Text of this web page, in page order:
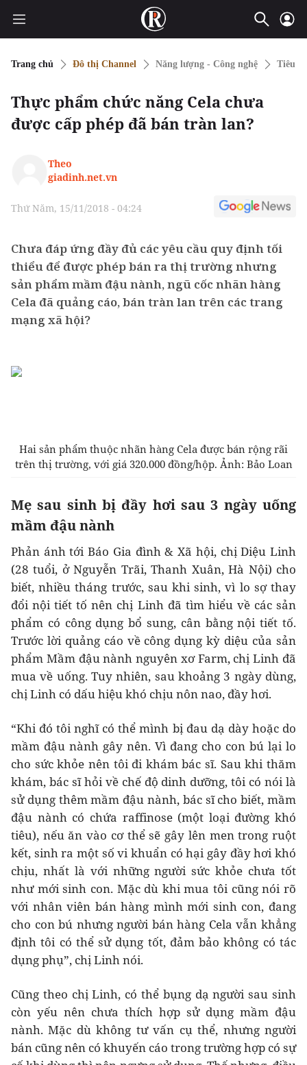
Trang chủ Đô thị Channel Năng lượng - Công nghệ Tiêu
Thực phẩm chức năng Cela chưa
được cấp phép đã bán tràn lan?
Theo
giadinh.net.vn
Thứ Năm, 15/11/2018 - 04:24
Chưa đáp ứng đầy đủ các yêu cầu quy định tối
thiểu để được phép bán ra thị trường nhưng
sản phẩm mầm đậu nành, ngũ cốc nhãn hàng
Cela đã quảng cáo, bán tràn lan trên các trang
mạng xã hội?
Hai sản phẩm thuộc nhãn hàng Cela được bán rộng rãi
trên thị trường, với giá 320.000 đồng/hộp. Ảnh: Bảo Loan
Mẹ sau sinh bị đầy hơi sau 3 ngày uống
mầm đậu nành
Phản ánh tới Báo Gia đình & Xã hội, chị Diệu Linh
(28 tuổi, ở Nguyễn Trãi, Thanh Xuân, Hà Nội) cho
biết, nhiều tháng trước, sau khi sinh, vì lo sợ thay
đổi nội tiết tố nên chị Linh đã tìm hiểu về các sản
phẩm có công dụng bổ sung, cân bằng nội tiết tố.
Trước lời quảng cáo về công dụng kỳ diệu của sản
phẩm Mầm đậu nành nguyên xơ Farm, chị Linh đã
mua về uống. Tuy nhiên, sau khoảng 3 ngày dùng,
chị Linh có dấu hiệu khó chịu nôn nao, đầy hơi.
“Khi đó tôi nghĩ có thể mình bị đau dạ dày hoặc do
mầm đậu nành gây nên. Vì đang cho con bú lại lo
cho sức khỏe nên tôi đi khám bác sĩ. Sau khi thăm
khám, bác sĩ hỏi về chế độ dinh dưỡng, tôi có nói là
sử dụng thêm mầm đậu nành, bác sĩ cho biết, mầm
đậu nành có chứa raffinose (một loại đường khó
tiêu), nếu ăn vào cơ thể sẽ gây lên men trong ruột
kết, sinh ra một số vi khuẩn có hại gây đầy hơi khó
chịu, nhất là với những người sức khỏe chưa tốt
như mới sinh con. Mặc dù khi mua tôi cũng nói rõ
với nhân viên bán hàng mình mới sinh con, đang
cho con bú nhưng người bán hàng Cela vẫn khẳng
định tôi có thể sử dụng tốt, đảm bảo không có tác
dụng phụ”, chị Linh nói.
Cũng theo chị Linh, có thể bụng dạ người sau sinh
còn yếu nên chưa thích hợp sử dụng mầm đậu
nành. Mặc dù không tư vấn cụ thể, nhưng người
bán cũng nên có khuyến cáo trong trường hợp có sự